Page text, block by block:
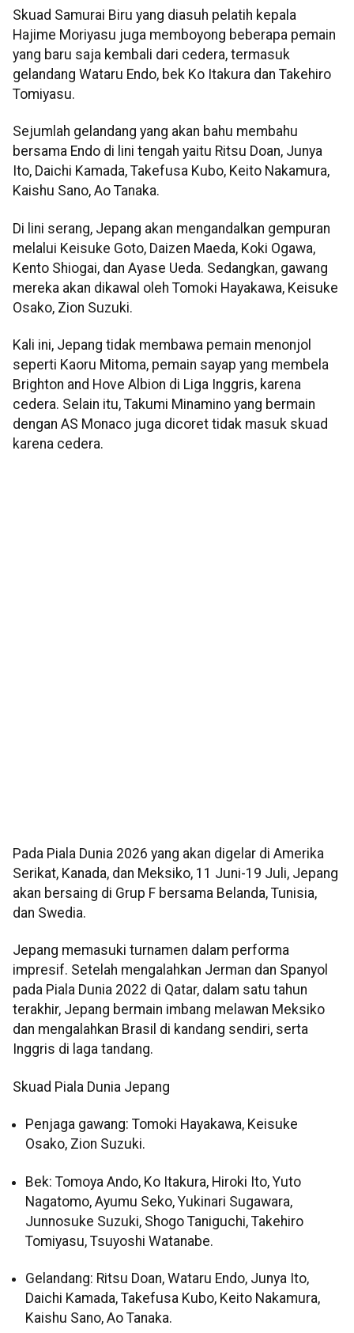
Skuad Samurai Biru yang diasuh pelatih kepala
Hajime Moriyasu juga memboyong beberapa pemain
yang baru saja kembali dari cedera, termasuk
gelandang Wataru Endo, bek Ko Itakura dan Takehiro
Tomiyasu.
Sejumlah gelandang yang akan bahu membahu
bersama Endo di lini tengah yaitu Ritsu Doan, Junya
Ito, Daichi Kamada, Takefusa Kubo, Keito Nakamura,
Kaishu Sano, Ao Tanaka.
Di lini serang, Jepang akan mengandalkan gempuran
melalui Keisuke Goto, Daizen Maeda, Koki Ogawa,
Kento Shiogai, dan Ayase Ueda. Sedangkan, gawang
mereka akan dikawal oleh Tomoki Hayakawa, Keisuke
Osako, Zion Suzuki.
Kali ini, Jepang tidak membawa pemain menonjol
seperti Kaoru Mitoma, pemain sayap yang membela
Brighton and Hove Albion di Liga Inggris, karena
cedera. Selain itu, Takumi Minamino yang bermain
dengan AS Monaco juga dicoret tidak masuk skuad
karena cedera.
Pada Piala Dunia 2026 yang akan digelar di Amerika
Serikat, Kanada, dan Meksiko, 11 Juni-19 Juli, Jepang
akan bersaing di Grup F bersama Belanda, Tunisia,
dan Swedia.
Jepang memasuki turnamen dalam performa
impresif. Setelah mengalahkan Jerman dan Spanyol
pada Piala Dunia 2022 di Qatar, dalam satu tahun
terakhir, Jepang bermain imbang melawan Meksiko
dan mengalahkan Brasil di kandang sendiri, serta
Inggris di laga tandang.
Skuad Piala Dunia Jepang
Penjaga gawang: Tomoki Hayakawa, Keisuke
Osako, Zion Suzuki.
Bek: Tomoya Ando, Ko Itakura, Hiroki Ito, Yuto
Nagatomo, Ayumu Seko, Yukinari Sugawara,
Junnosuke Suzuki, Shogo Taniguchi, Takehiro
Tomiyasu, Tsuyoshi Watanabe.
Gelandang: Ritsu Doan, Wataru Endo, Junya Ito,
Daichi Kamada, Takefusa Kubo, Keito Nakamura,
Kaishu Sano, Ao Tanaka.